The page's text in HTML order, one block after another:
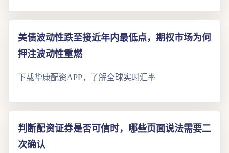
美债波动性跌至接近年内最低点，期权市场为何
押注波动性重燃
下载华康配资APP，了解全球实时汇率
判断配资证券是否可信时，哪些页面说法需要二
次确认